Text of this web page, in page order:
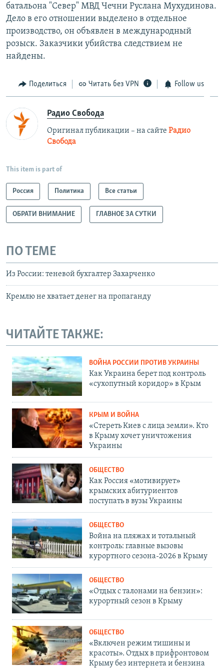
батальона "Север" МВД Чечни Руслана Мухудинова.
Дело в его отношении выделено в отдельное
производство, он объявлен в международный
розыск. Заказчики убийства следствием не
найдены.
Поделиться Читать без VPN Follow us
Радио Свобода
Оригинал публикации – на сайте Радио
Свобода
This item is part of
Россия Политика Все статьи
ОБРАТИ ВНИМАНИЕ ГЛАВНОЕ ЗА СУТКИ
ПО ТЕМЕ
Из России: теневой бухгалтер Захарченко
Кремлю не хватает денег на пропаганду
ЧИТАЙТЕ ТАКЖЕ:
ВОЙНА РОССИИ ПРОТИВ УКРАИНЫ
Как Украина берет под контроль
«сухопутный коридор» в Крым
КРЫМ И ВОЙНА
«Стереть Киев с лица земли». Кто
в Крыму хочет уничтожения
Украины
ОБЩЕСТВО
Как Россия «мотивирует»
крымских абитуриентов
поступать в вузы Украины
ОБЩЕСТВО
Война на пляжах и тотальный
контроль: главные вызовы
курортного сезона-2026 в Крыму
ОБЩЕСТВО
«Отдых с талонами на бензин»:
курортный сезон в Крыму
ОБЩЕСТВО
«Включен режим тишины и
красоты». Отдых в прифронтовом
Крыму без интернета и бензина